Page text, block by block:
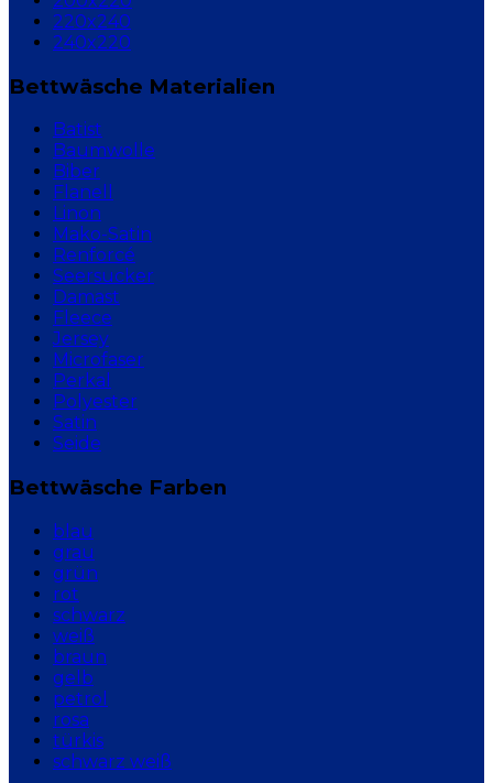
220x240
240x220
Bettwäsche Materialien
Batist
Baumwolle
Biber
Flanell
Linon
Mako-Satin
Renforcé
Seersucker
Damast
Fleece
Jersey
Microfaser
Perkal
Polyester
Satin
Seide
Bettwäsche Farben
blau
grau
grün
rot
schwarz
weiß
braun
gelb
petrol
rosa
türkis
schwarz weiß